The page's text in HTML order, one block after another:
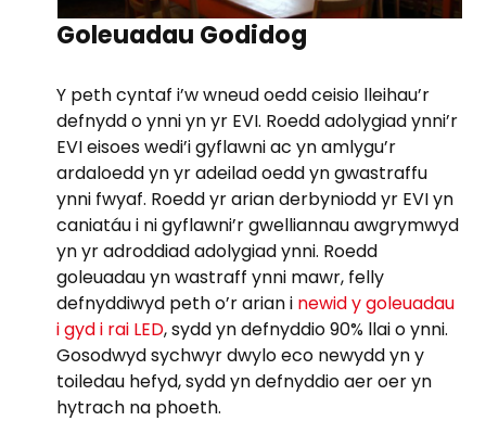
Goleuadau Godidog
Y peth cyntaf i’w wneud oedd ceisio lleihau’r
defnydd o ynni yn yr EVI. Roedd adolygiad ynni’r
EVI eisoes wedi’i gyflawni ac yn amlygu’r
ardaloedd yn yr adeilad oedd yn gwastraffu
ynni fwyaf. Roedd yr arian derbyniodd yr EVI yn
caniatáu i ni gyflawni’r gwelliannau awgrymwyd
yn yr adroddiad adolygiad ynni. Roedd
goleuadau yn wastraff ynni mawr, felly
defnyddiwyd peth o’r arian i newid y goleuadau
i gyd i rai LED, sydd yn defnyddio 90% llai o ynni.
Gosodwyd sychwyr dwylo eco newydd yn y
toiledau hefyd, sydd yn defnyddio aer oer yn
hytrach na phoeth.